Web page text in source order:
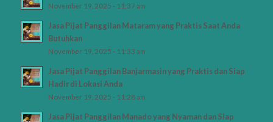
November 19, 2025 - 11:37 am
Jasa Pijat Panggilan Mataram yang Praktis Saat Anda
Butuhkan
November 19, 2025 - 11:33 am
Jasa Pijat Panggilan Banjarmasin yang Praktis dan Siap
Hadir di Lokasi Anda
November 19, 2025 - 11:28 am
Jasa Pijat Panggilan Manado yang Nyaman dan Siap